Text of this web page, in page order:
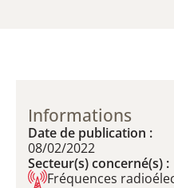
Informations
Date de publication :
08/02/2022
Secteur(s) concerné(s) :
Fréquences